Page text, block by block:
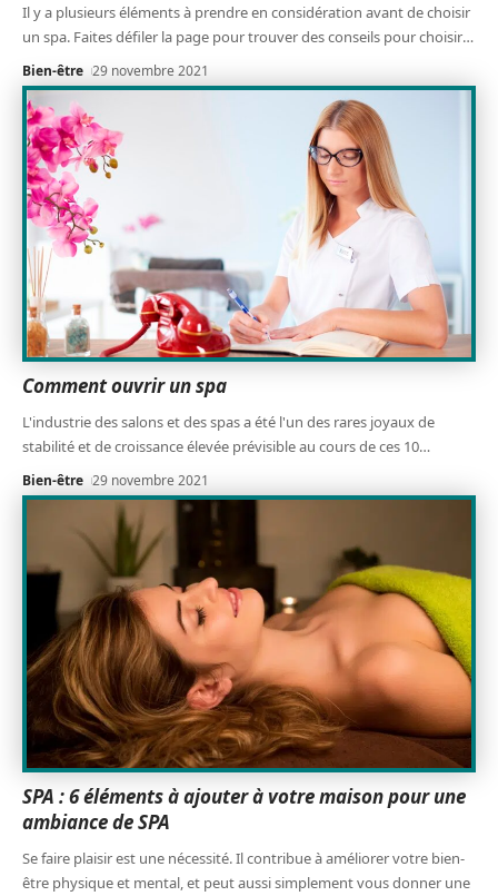
Il y a plusieurs éléments à prendre en considération avant de choisir
un spa. Faites défiler la page pour trouver des conseils pour choisir…
Bien-être 29 novembre 2021
Comment ouvrir un spa
L'industrie des salons et des spas a été l'un des rares joyaux de
stabilité et de croissance élevée prévisible au cours de ces 10…
Bien-être 29 novembre 2021
SPA : 6 éléments à ajouter à votre maison pour une
ambiance de SPA
Se faire plaisir est une nécessité. Il contribue à améliorer votre bien-
être physique et mental, et peut aussi simplement vous donner une